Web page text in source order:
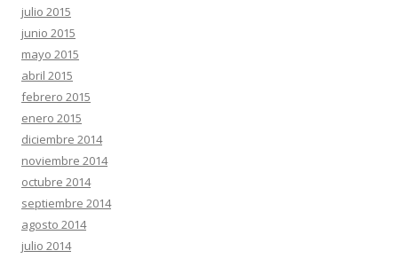
julio 2015
junio 2015
mayo 2015
abril 2015
febrero 2015
enero 2015
diciembre 2014
noviembre 2014
octubre 2014
septiembre 2014
agosto 2014
julio 2014